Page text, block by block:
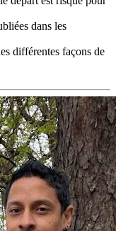
dans les
différentes façons de